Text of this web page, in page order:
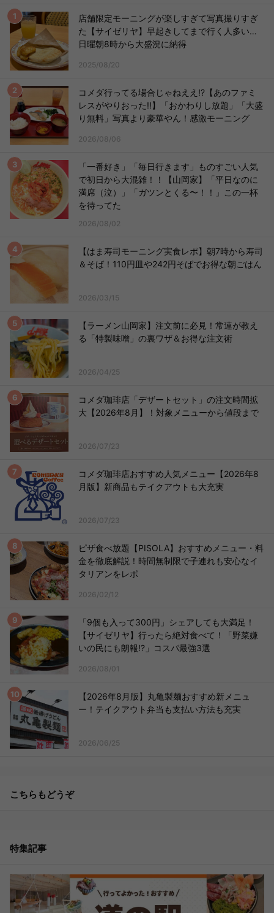
店舗限定モーニングが楽しすぎて写真撮りすぎ
た【サイゼリヤ】早起きしてまで行く人多い…
日曜朝8時から大盛況に納得
2025/08/20
コメダ行ってる場合じゃねええ!?【あのファミ
レスがやりおった!!】「おかわりし放題」「大盛
り無料」写真より豪華やん！感激モーニング
2026/08/06
「一番好き」「毎日行きます」ものすごい人気
で初日から大混雑！！【山岡家】「平日なのに
満席（泣）」「ガツンとくる〜！！」この一杯
を待ってた
2026/08/02
【はま寿司モーニング実食レポ】朝7時から寿司
＆そば！110円皿や242円そばでお得な朝ごはん
2026/03/15
【ラーメン山岡家】注文前に必見！常連が教え
る「特製味噌」の裏ワザ＆お得な注文術
2026/04/25
コメダ珈琲店「デザートセット」の注文時間拡
大【2026年8月】！対象メニューから値段まで
2026/07/23
コメダ珈琲店おすすめ人気メニュー【2026年8
月版】新商品もテイクアウトも大充実
2026/07/23
ピザ食べ放題【PISOLA】おすすめメニュー・料
金を徹底解説！時間無制限で子連れも安心なイ
タリアンをレポ
2026/02/12
「9個も入って300円」シェアしても大満足！
【サイゼリヤ】行ったら絶対食べて！「野菜嫌
いの民にも朗報!?」コスパ最強3選
2026/08/01
【2026年8月版】丸亀製麺おすすめ新メニュ
ー！テイクアウト弁当も支払い方法も充実
2026/06/25
こちらもどうぞ
特集記事